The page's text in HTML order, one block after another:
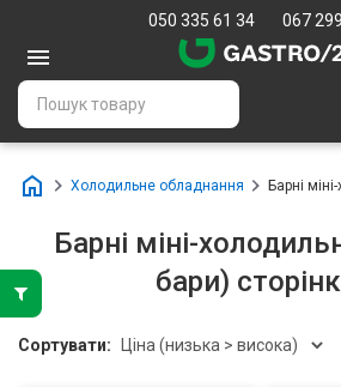
050 335 61 34 067
Холодильне обладнання Барні
Барні міні-
бари)
Сортувати: